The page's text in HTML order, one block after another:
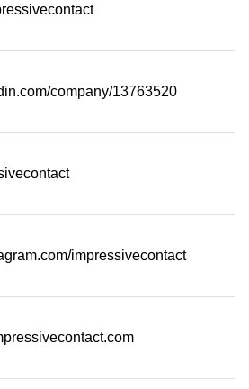
company/13763520
impressivecontact